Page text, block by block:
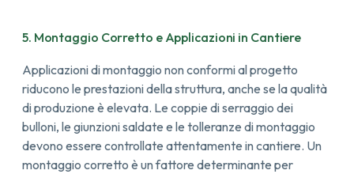
5. Montaggio Corretto e Applicazioni in Cantiere
Applicazioni di montaggio non conformi al progetto
riducono le prestazioni della struttura, anche se la qualità
di produzione è elevata. Le coppie di serraggio dei
bulloni, le giunzioni saldate e le tolleranze di montaggio
devono essere controllate attentamente in cantiere. Un
montaggio corretto è un fattore determinante per